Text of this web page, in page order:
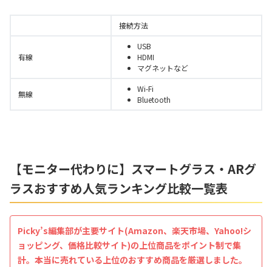
接続方法
有線
USB
HDMI
マグネットなど
無線
Wi-Fi
Bluetooth
【モニター代わりに】スマートグラス・ARグ
ラスおすすめ人気ランキング比較一覧表
Picky’s編集部が主要サイト(Amazon、楽天市場、Yahoo!シ
ョッピング、価格比較サイト)の上位商品をポイント制で集
計。本当に売れている上位のおすすめ商品を厳選しました。